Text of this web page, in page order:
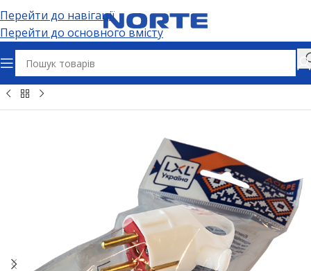
Перейти до навігації
Перейти до основного вмісту
та адаптери Електричні розʼєми Вилки штепсельні